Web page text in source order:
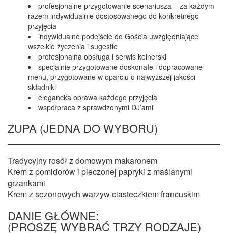
profesjonalne przygotowanie scenariusza – za każdym
razem indywidualnie dostosowanego do konkretnego
przyjęcia
indywidualne podejście do Gościa uwzględniające
wszelkie życzenia i sugestie
profesjonalna obsługa i serwis kelnerski
specjalnie przygotowane doskonałe i dopracowane
menu, przygotowane w oparciu o najwyższej jakości
składniki
elegancka oprawa każdego przyjęcia
współpraca z sprawdzonymi DJ’ami
ZUPA (JEDNA DO WYBORU)
Tradycyjny rosół z domowym makaronem
Krem z pomidorów i pieczonej papryki z maślanymi
grzankami
Krem z sezonowych warzyw ciasteczkiem francuskim
DANIE GŁÓWNE:
(PROSZĘ WYBRAĆ TRZY RODZAJE)